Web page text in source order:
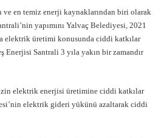
ve en temiz enerji kaynaklarından biri olarak
yapımını Yalvaç Belediyesi, 2021
elektrik üretimi konusunda ciddi katkılar
Enerjisi Santrali 3 yıla yakın bir zamandır
elektrik enerjisi üretimine ciddi katkılar
elektrik gideri yükünü azaltarak ciddi